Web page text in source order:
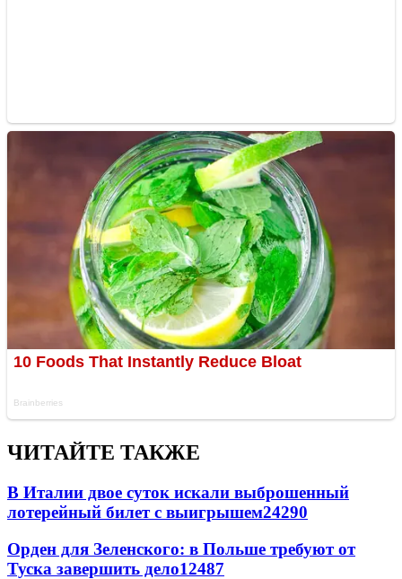
ЧИТАЙТЕ ТАКЖЕ
В Италии двое суток искали выброшенный
лотерейный билет с выигрышем24290
Орден для Зеленского: в Польше требуют от
Туска завершить дело12487